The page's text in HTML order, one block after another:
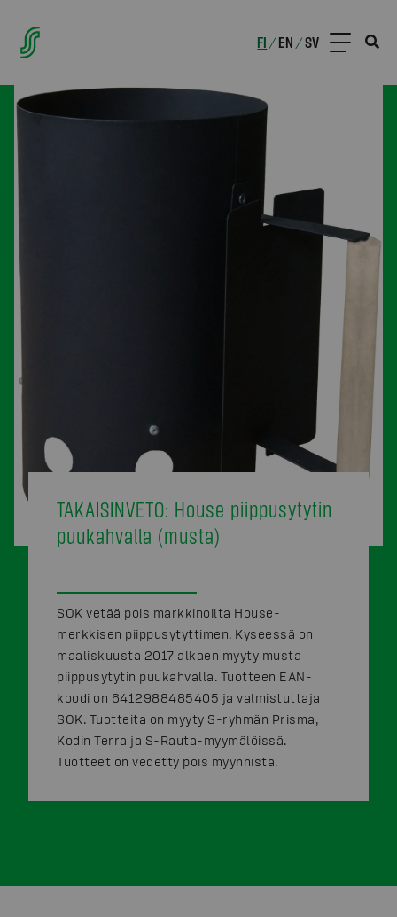
FI /EN /SV
TAKAISINVETO: House piippusytytin
puukahvalla (musta)
SOK vetää pois markkinoilta House-
merkkisen piippusytyttimen. Kyseessä on
maaliskuusta 2017 alkaen myyty musta
piippusytytin puukahvalla. Tuotteen EAN-
koodi on 6412988485405 ja valmistuttaja
SOK. Tuotteita on myyty S-ryhmän Prisma,
Kodin Terra ja S-Rauta-myymälöissä.
Tuotteet on vedetty pois myynnistä.